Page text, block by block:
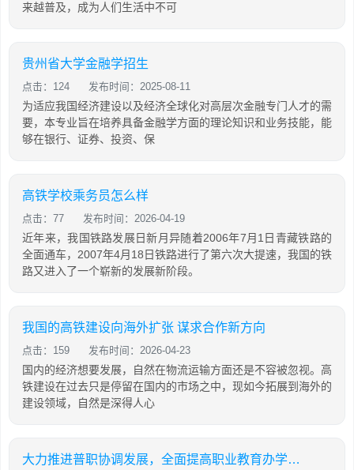
来越普及，成为人们生活中不可
贵州省大学金融学招生
点击：124 发布时间：2025-08-11
为适应我国经济建设以及经济全球化对高层次金融专门人才的需
要，本专业旨在培养具备金融学方面的理论知识和业务技能，能
够在银行、证券、投资、保
高铁学校乘务员怎么样
点击：77 发布时间：2026-04-19
近年来，我国铁路发展日新月异随着2006年7月1日青藏铁路的
全面通车，2007年4月18日铁路进行了第六次大提速，我国的铁
路又进入了一个崭新的发展新阶段。
我国的高铁建设向海外扩张 谋求合作新方向
点击：159 发布时间：2026-04-23
国内的经济想要发展，自然在物流运输方面还是不容被忽视。高
铁建设在过去只是停留在国内的市场之中，现如今拓展到海外的
建设领域，自然是深得人心
大力推进普职协调发展，全面提高职业教育办学水平和质量！